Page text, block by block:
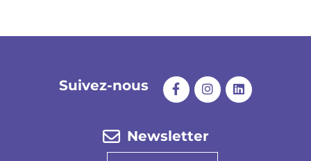
Suivez-nous
Newsletter